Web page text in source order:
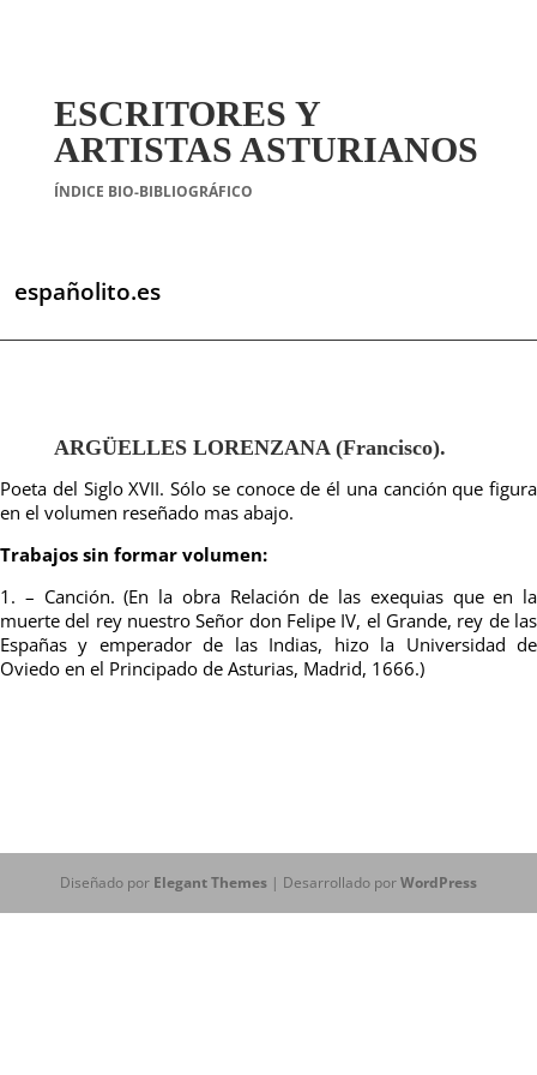
ESCRITORES Y
ARTISTAS ASTURIANOS
ÍNDICE BIO-BIBLIOGRÁFICO
españolito.es
ARGÜELLES LORENZANA (Francisco).
Poeta del Siglo XVII. Sólo se conoce de él una canción que figura
en el volumen reseñado mas abajo.
Trabajos sin formar volumen:
1. – Canción. (En la obra Relación de las exequias que en la
muerte del rey nuestro Señor don Felipe IV, el Grande, rey de las
Españas y emperador de las Indias, hizo la Universidad de
Oviedo en el Principado de Asturias, Madrid, 1666.)
Diseñado por Elegant Themes| Desarrollado porWordPress